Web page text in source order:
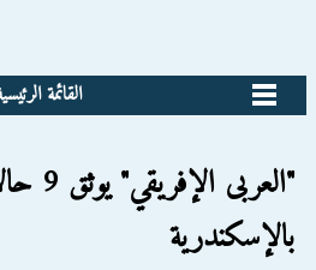
القائمة
بالإسكندرية